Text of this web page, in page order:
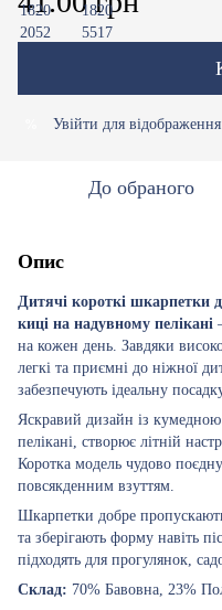
Увійти для
До обраного
Опис
Дитячі короткі шкарпетки
киці на надувному пелікані
на кожен день. Завдяки
легкі та приємні до ніжної
забезпечують ідеальну
Яскравий дизайн із
пелікані, створює літній
Коротка модель чудово
повсякденним взуттям.
Шкарпетки добре
та зберігають форму навіть
підходять для прогулянок,
Склад: 70% Бавовна, 23%